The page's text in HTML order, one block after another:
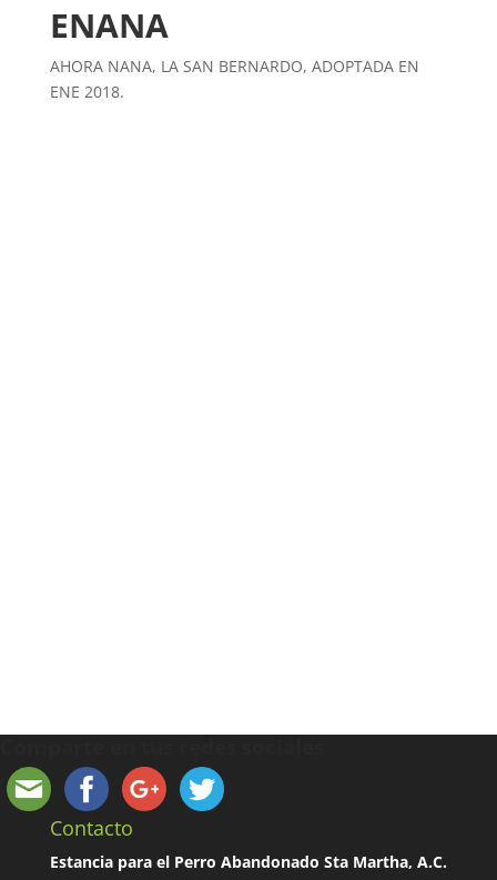
ENANA
AHORA NANA, LA SAN BERNARDO, ADOPTADA EN
ENE 2018.
Contacto
Estancia para el Perro Abandonado Sta Martha, A.C.